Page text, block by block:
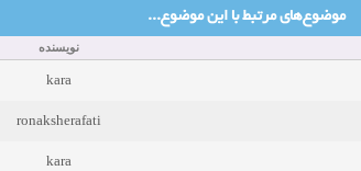
موضوع‌های مرتبط با این موضوع...
نویسنده
kara
ronaksherafati
kara